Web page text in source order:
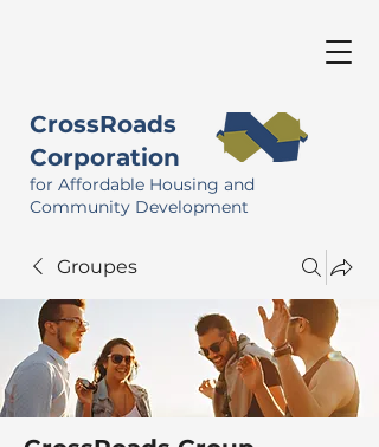
CrossRoads
Corporation
for Affordable Housing and
Community Development
Groupes